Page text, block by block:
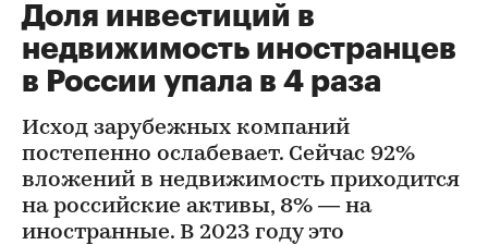
Доля инвестиций в
недвижимость иностранцев
в России упала в 4 раза
Исход зарубежных компаний
постепенно ослабевает. Сейчас 92%
вложений в недвижимость приходится
на российские активы, 8% — на
иностранные. В 2023 году это